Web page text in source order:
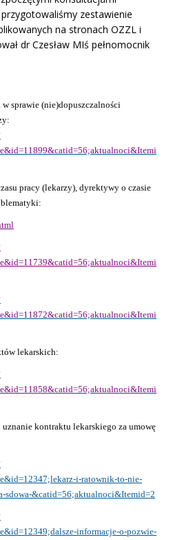
zestawienie
na stronach OZZL i
dr Czesław MIś pełnomocnik
sprawie (nie)dopuszczalności
pracy (lekarzy), dyrektywy o czasie
lekarskich:
kontraktu lekarskiego za umowę
i-ratownik-to-nie-
sdowa-&catid=56;aktualnoci&Itemid=2
informacje-o-pozwie-